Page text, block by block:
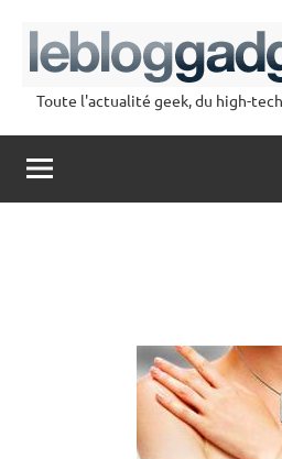
contenu
lebloggadget
Toute l'actualité geek, du high-